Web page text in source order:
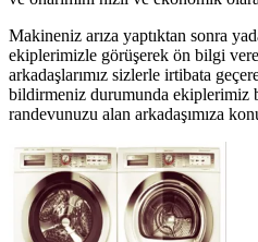
Makineniz arıza yaptıktan sonra
ekiplerimizle görüşerek ön bilgi
arkadaşlarımız sizlerle irtibata
bildirmeniz durumunda ekiplerimiz
randevunuzu alan arkadaşımıza